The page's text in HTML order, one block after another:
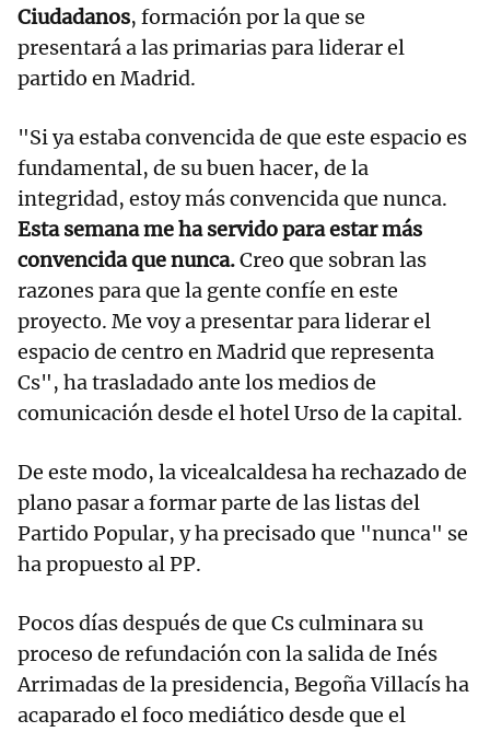
Ciudadanos, formación por la que se
presentará a las primarias para liderar el
partido en Madrid.
"Si ya estaba convencida de que este espacio es
fundamental, de su buen hacer, de la
integridad, estoy más convencida que nunca.
Esta semana me ha servido para estar más
convencida que nunca.Creo que sobran las
razones para que la gente confíe en este
proyecto. Me voy a presentar para liderar el
espacio de centro en Madrid que representa
Cs", ha trasladado ante los medios de
comunicación desde el hotel Urso de la capital.
De este modo, la vicealcaldesa ha rechazado de
plano pasar a formar parte de las listas del
Partido Popular, y ha precisado que "nunca" se
ha propuesto al PP.
Pocos días después de que Cs culminara su
proceso de refundación con la salida de Inés
Arrimadas de la presidencia, Begoña Villacís ha
acaparado el foco mediático desde que el